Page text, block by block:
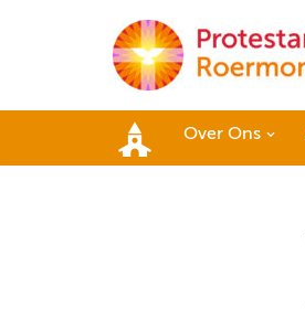
Home
Over Ons